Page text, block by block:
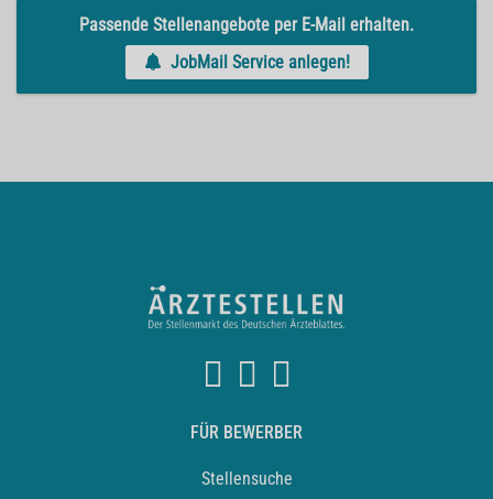
Passende Stellenangebote per E-Mail erhalten.
JobMail Service anlegen!
FÜR BEWERBER
Stellensuche